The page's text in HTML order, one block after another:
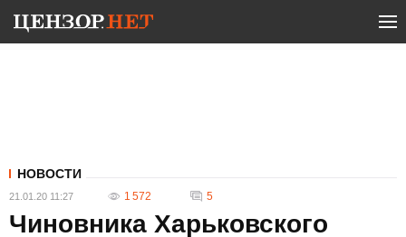
НОВОСТИ
21.01.20 11:27 1 572 5
Чиновника Харьковского